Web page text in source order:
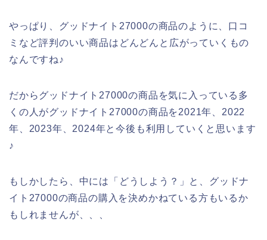
やっぱり、グッドナイト27000の商品のように、口コ
ミなど評判のいい商品はどんどんと広がっていくもの
なんですね♪
だからグッドナイト27000の商品を気に入っている多
くの人がグッドナイト27000の商品を2021年、2022
年、2023年、2024年と今後も利用していくと思います
♪
もしかしたら、中には「どうしよう？」と、グッドナ
イト27000の商品の購入を決めかねている方もいるか
もしれませんが、、、